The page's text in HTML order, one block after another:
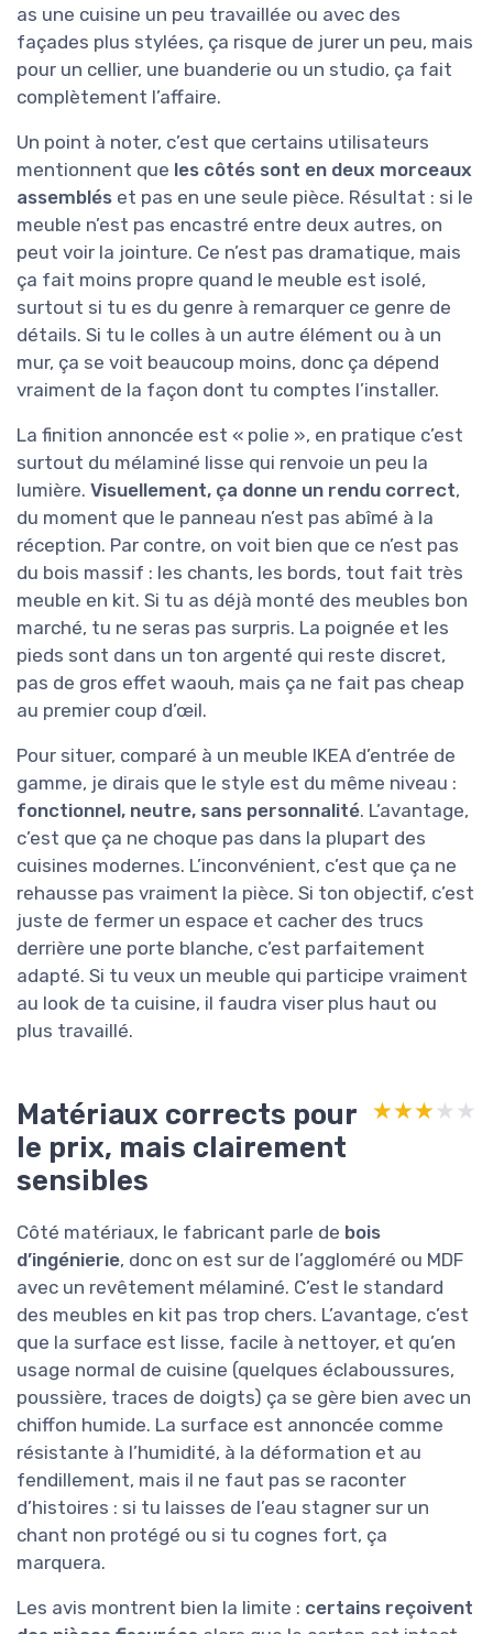
as une cuisine un peu travaillée ou avec des
façades plus stylées, ça risque de jurer un peu, mais
pour un cellier, une buanderie ou un studio, ça fait
complètement l’affaire.
Un point à noter, c’est que certains utilisateurs
mentionnent que les côtés sont en deux morceaux
assemblés et pas en une seule pièce. Résultat : si le
meuble n’est pas encastré entre deux autres, on
peut voir la jointure. Ce n’est pas dramatique, mais
ça fait moins propre quand le meuble est isolé,
surtout si tu es du genre à remarquer ce genre de
détails. Si tu le colles à un autre élément ou à un
mur, ça se voit beaucoup moins, donc ça dépend
vraiment de la façon dont tu comptes l’installer.
La finition annoncée est « polie », en pratique c’est
surtout du mélaminé lisse qui renvoie un peu la
lumière. Visuellement, ça donne un rendu correct,
du moment que le panneau n’est pas abîmé à la
réception. Par contre, on voit bien que ce n’est pas
du bois massif : les chants, les bords, tout fait très
meuble en kit. Si tu as déjà monté des meubles bon
marché, tu ne seras pas surpris. La poignée et les
pieds sont dans un ton argenté qui reste discret,
pas de gros effet waouh, mais ça ne fait pas cheap
au premier coup d’œil.
Pour situer, comparé à un meuble IKEA d’entrée de
gamme, je dirais que le style est du même niveau :
fonctionnel, neutre, sans personnalité. L’avantage,
c’est que ça ne choque pas dans la plupart des
cuisines modernes. L’inconvénient, c’est que ça ne
rehausse pas vraiment la pièce. Si ton objectif, c’est
juste de fermer un espace et cacher des trucs
derrière une porte blanche, c’est parfaitement
adapté. Si tu veux un meuble qui participe vraiment
au look de ta cuisine, il faudra viser plus haut ou
plus travaillé.
Matériaux corrects pour
le prix, mais clairement
sensibles
★★★★★
★★★★★
Côté matériaux, le fabricant parle de bois
d’ingénierie, donc on est sur de l’aggloméré ou MDF
avec un revêtement mélaminé. C’est le standard
des meubles en kit pas trop chers. L’avantage, c’est
que la surface est lisse, facile à nettoyer, et qu’en
usage normal de cuisine (quelques éclaboussures,
poussière, traces de doigts) ça se gère bien avec un
chiffon humide. La surface est annoncée comme
résistante à l’humidité, à la déformation et au
fendillement, mais il ne faut pas se raconter
d’histoires : si tu laisses de l’eau stagner sur un
chant non protégé ou si tu cognes fort, ça
marquera.
Les avis montrent bien la limite : certains reçoivent